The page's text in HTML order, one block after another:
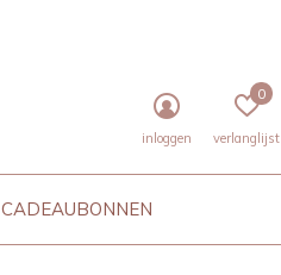
CADEAUBONNEN
inloggen verlanglijst
0